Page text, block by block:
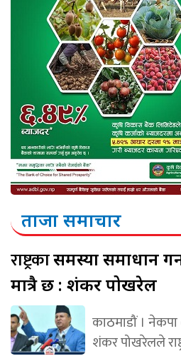
ताजा समाचार
राष्ट्रकासमस्या समाधान
मात्रै छ : शंकर पोखरेल
काठमाडौं ।
शंकर पोखरेलले